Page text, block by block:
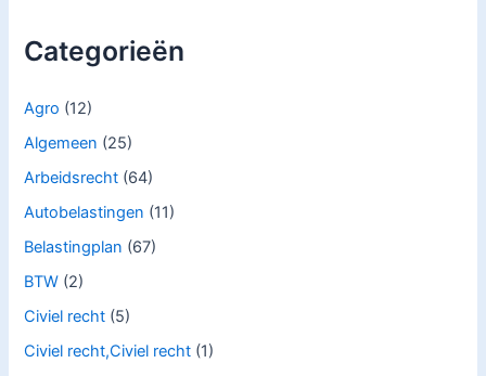
Categorieën
Agro (12)
Algemeen (25)
Arbeidsrecht (64)
Autobelastingen (11)
Belastingplan (67)
BTW (2)
Civiel recht (5)
Civiel recht,Civiel recht (1)